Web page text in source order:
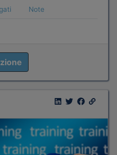
Note